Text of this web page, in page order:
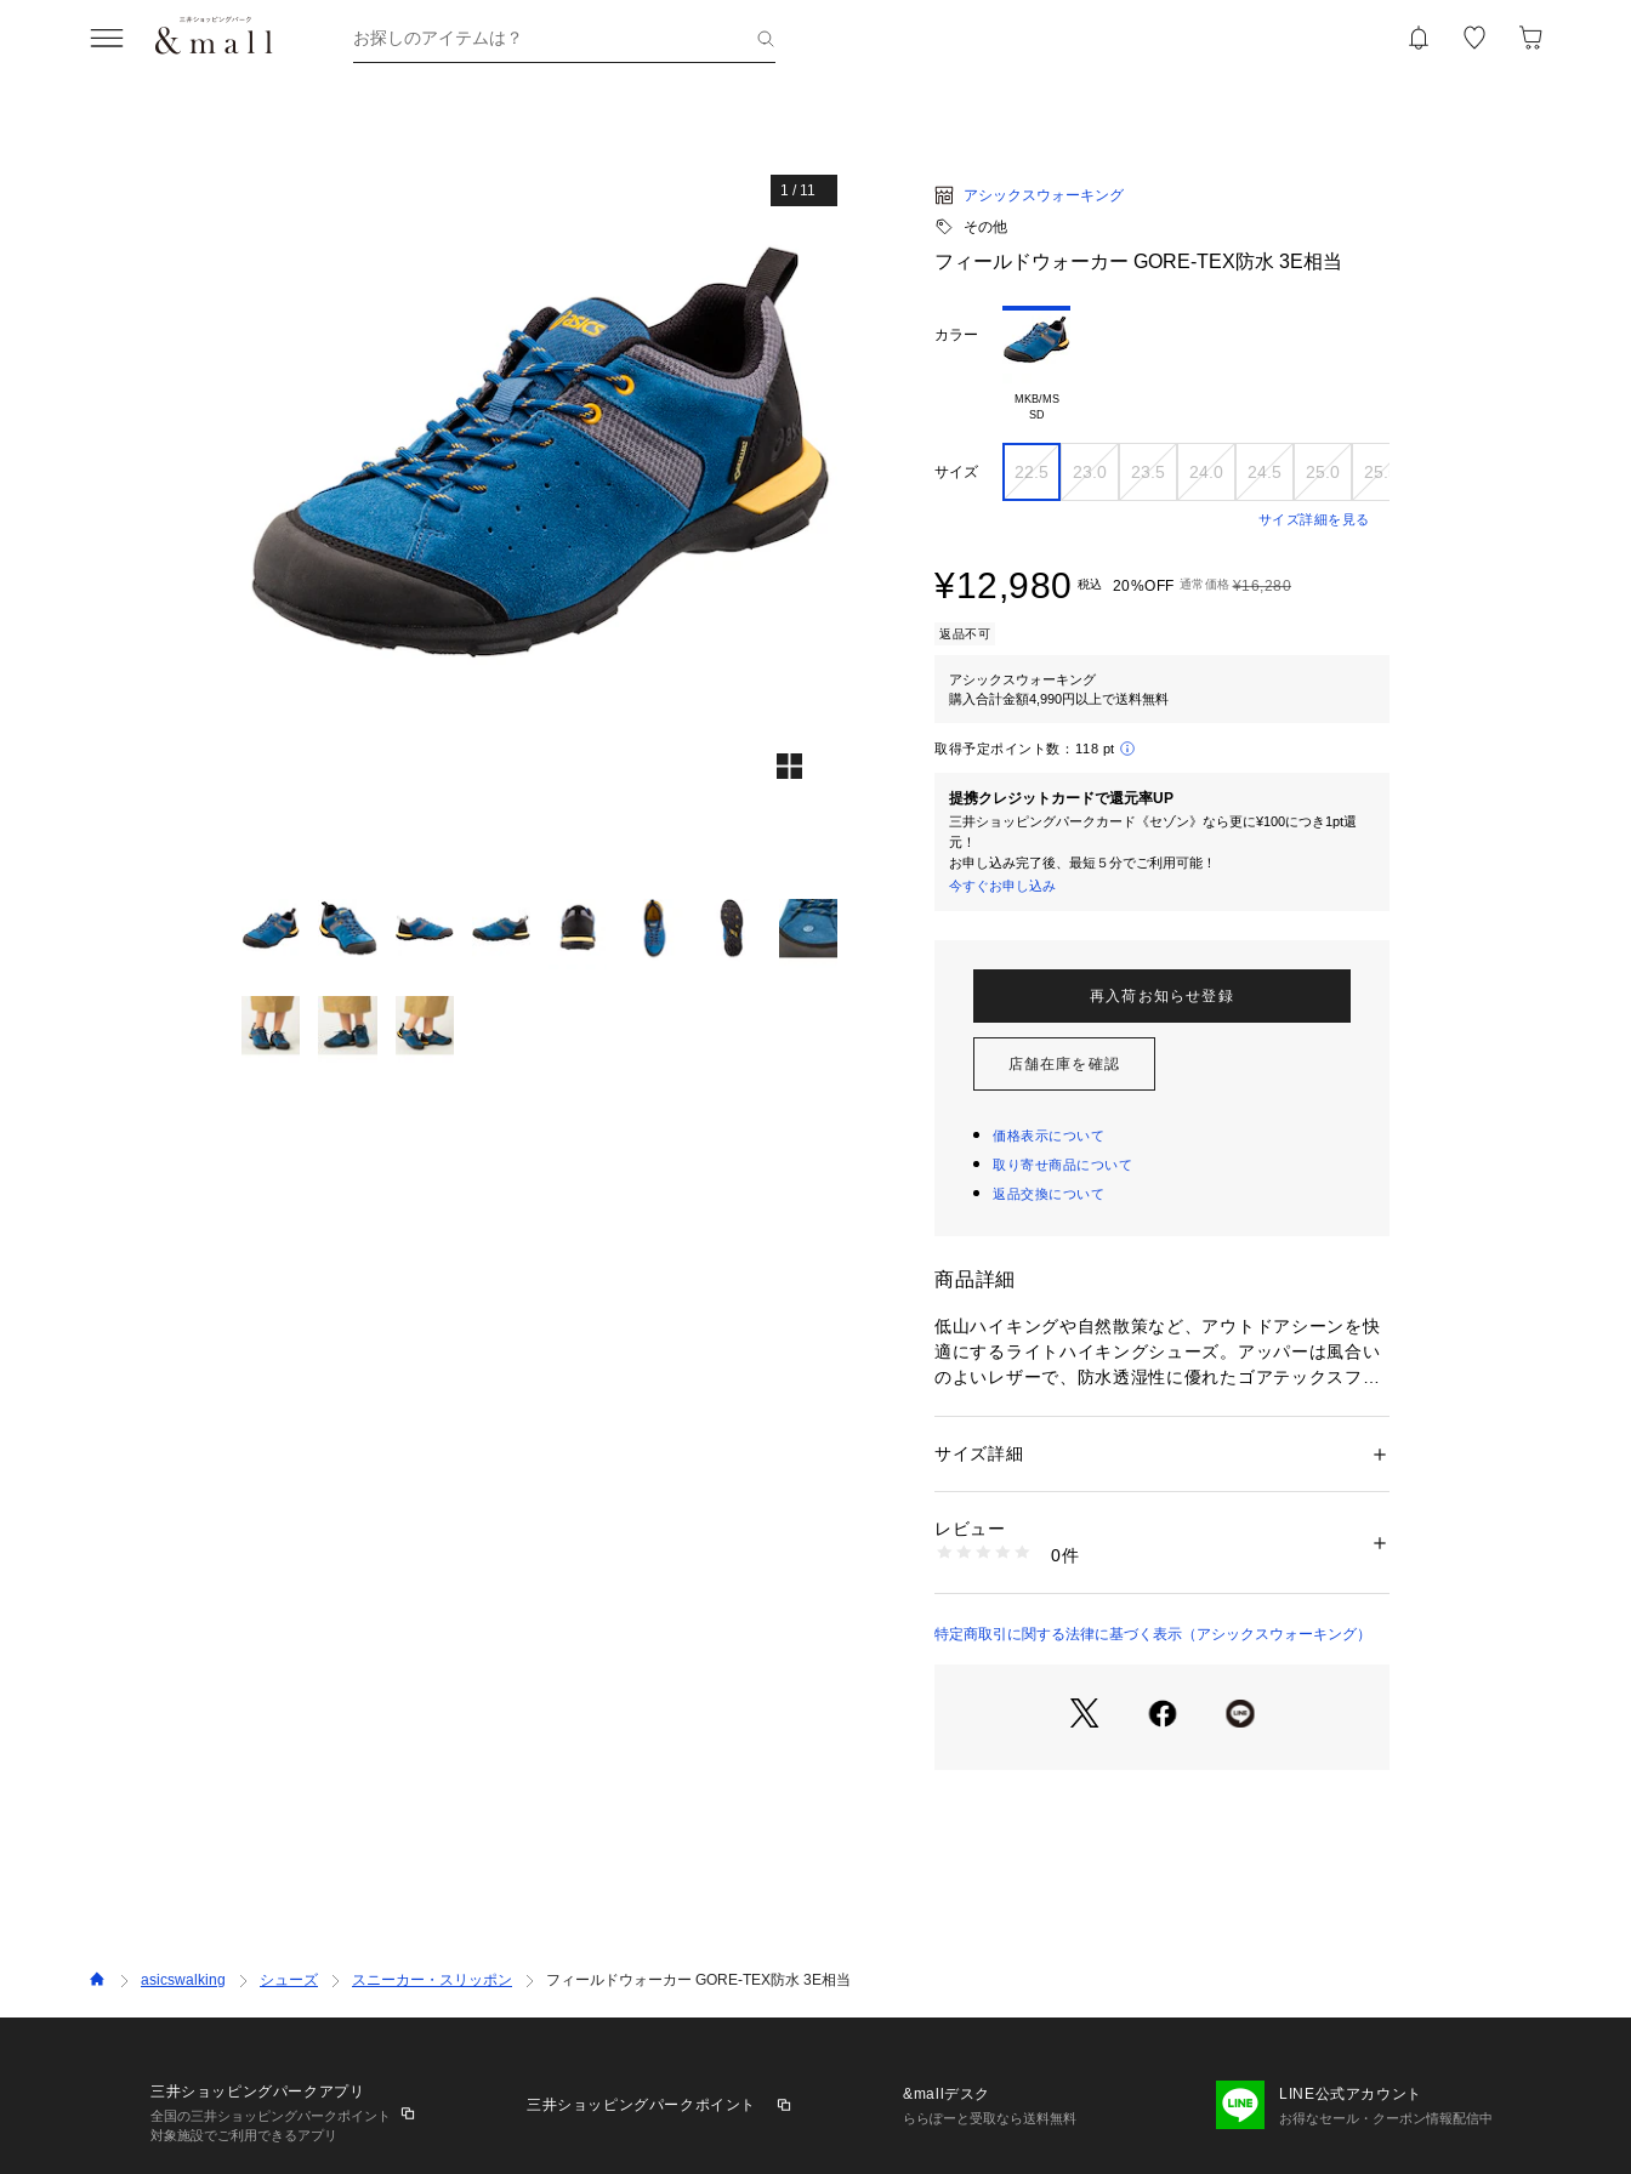
お探しのアイテムは？
1 / 11
アシックスウォーキング
その他
フィールドウォーカー GORE-TEX防水 3E相当
カラー
MKB/MS
サイズ 22.5 23.0 23.5 24.0 24.5 25.0 25.5
サイズ詳細を見る
¥12,980 税込 20%OFF 通常価格 ¥16,280
返品不可
アシックスウォーキング
購入合計金額4,990円以上で送料無料
取得予定ポイント数： 118 pt
提携クレジットカードで還元率UP
三井ショッピングパークカード《セゾン》なら更に¥100につき1pt還
元！
お申し込み完了後、最短５分でご利用可能！
今すぐお申し込み
再入荷お知らせ登録
店舗在庫を確認
価格表示について
取り寄せ商品について
返品交換について
商品詳細
低山ハイキングや自然散策など、アウトドアシーンを快
適にするライトハイキングシューズ。アッパーは風合い
のよいレザーで、防水透湿性に優れたゴアテックスファ
採用。かかと部に衝撃緩衝材GEL[TM]を搭載、優れたク
を生み、長距離、長時間歩行をサポート。アウトドアの
みならずタウンユースにも適した一足です。
スニーカー、ウォーキングシューズ
性別：メンズ
生産国：インドネシア
1097500000119
サイズ詳細
レビュー
0件
特定商取引に関する法律に基づく表示（アシックスウォーキング）
asicswalking シューズ スニーカー・スリッポン フィールドウォーカー GORE-TEX防水 3E相当
三井ショッピングパークアプリ
全国の三井ショッピングパークポイント
対象施設でご利用できるアプリ
三井ショッピングパークポイント
&mallデスク
ららぽーと受取なら送料無料
LINE公式アカウント
お得なセール・クーポン情報配信中